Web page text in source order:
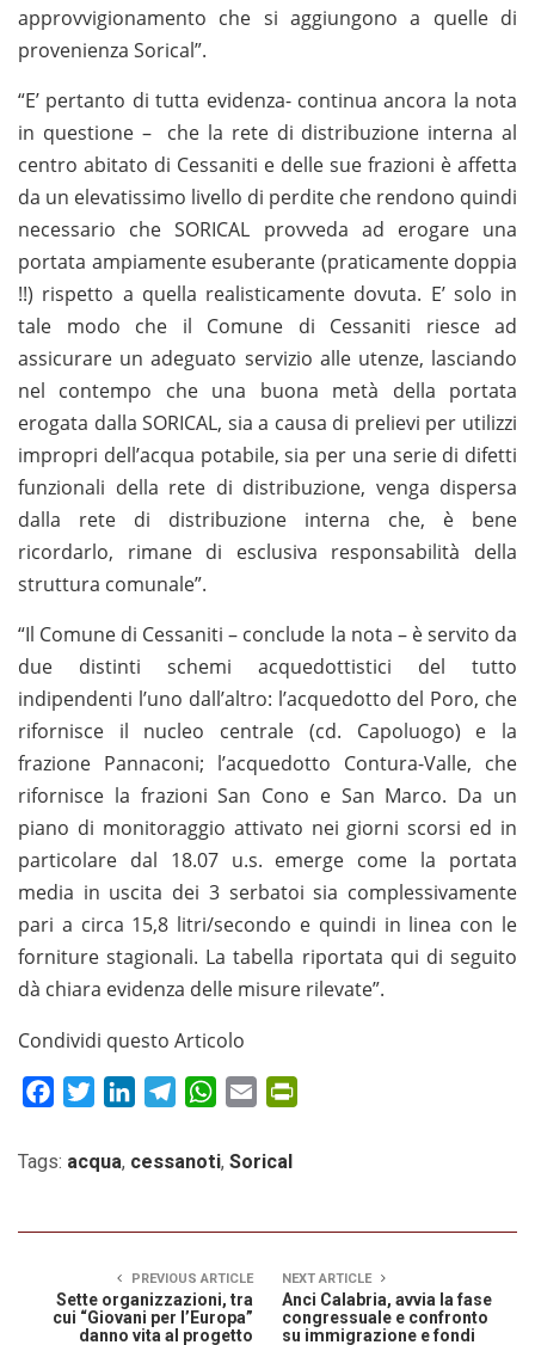
approvvigionamento che si aggiungono a quelle di
provenienza Sorical”.
“E’ pertanto di tutta evidenza- continua ancora la nota
in questione – che la rete di distribuzione interna al
centro abitato di Cessaniti e delle sue frazioni è affetta
da un elevatissimo livello di perdite che rendono quindi
necessario che SORICAL provveda ad erogare una
portata ampiamente esuberante (praticamente doppia
!!) rispetto a quella realisticamente dovuta. E’ solo in
tale modo che il Comune di Cessaniti riesce ad
assicurare un adeguato servizio alle utenze, lasciando
nel contempo che una buona metà della portata
erogata dalla SORICAL, sia a causa di prelievi per utilizzi
impropri dell’acqua potabile, sia per una serie di difetti
funzionali della rete di distribuzione, venga dispersa
dalla rete di distribuzione interna che, è bene
ricordarlo, rimane di esclusiva responsabilità della
struttura comunale”.
“Il Comune di Cessaniti – conclude la nota – è servito da
due distinti schemi acquedottistici del tutto
indipendenti l’uno dall’altro: l’acquedotto del Poro, che
rifornisce il nucleo centrale (cd. Capoluogo) e la
frazione Pannaconi; l’acquedotto Contura-Valle, che
rifornisce la frazioni San Cono e San Marco. Da un
piano di monitoraggio attivato nei giorni scorsi ed in
particolare dal 18.07 u.s. emerge come la portata
media in uscita dei 3 serbatoi sia complessivamente
pari a circa 15,8 litri/secondo e quindi in linea con le
forniture stagionali. La tabella riportata qui di seguito
dà chiara evidenza delle misure rilevate”.
Condividi questo Articolo
FacebookTwitterLinkedInTelegramWhatsApp
Email
Tags: acqua, cessanoti, Sorical
PREVIOUS ARTICLE
Sette organizzazioni, tra
cui “Giovani per l’Europa”
danno vita al progetto
NEXT ARTICLE
Anci Calabria, avvia la fase
congressuale e confronto
su immigrazione e fondi